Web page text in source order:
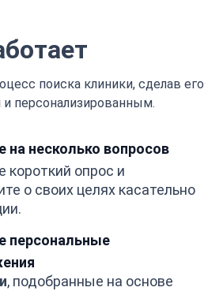
поиска клиники, сделав его
персонализированным.
на несколько вопросов
короткий опрос и
о своих целях касательно
персональные
, подобранные на основе